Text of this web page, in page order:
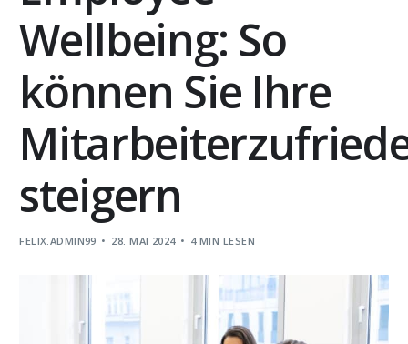
Wellbeing: So
können Sie Ihre
steigern
FELIX.ADMIN99 28. MAI 2024 4 MIN LESEN